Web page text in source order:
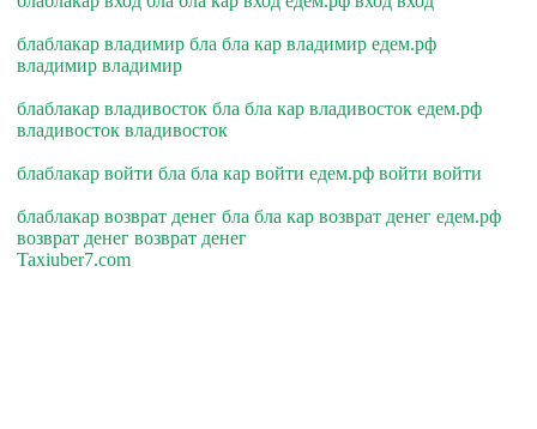
блаблакар владимир бла бла кар владимир едем.рф
владимир владимир
блаблакар владивосток бла бла кар владивосток едем.рф
владивосток владивосток
блаблакар войти бла бла кар войти едем.рф войти войти
блаблакар возврат денег бла бла кар возврат денег едем.рф
возврат денег возврат денег
Taxiuber7.com